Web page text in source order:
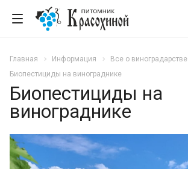
Главная Информация
Все о виноградарстве
Биопестициды на винограднике
Биопестициды на
винограднике